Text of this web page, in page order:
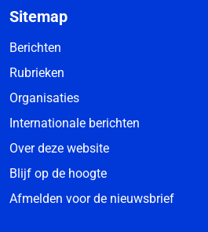
Sitemap
Berichten
Rubrieken
Organisaties
Internationale berichten
Over deze website
Blijf op de hoogte
Afmelden voor de nieuwsbrief